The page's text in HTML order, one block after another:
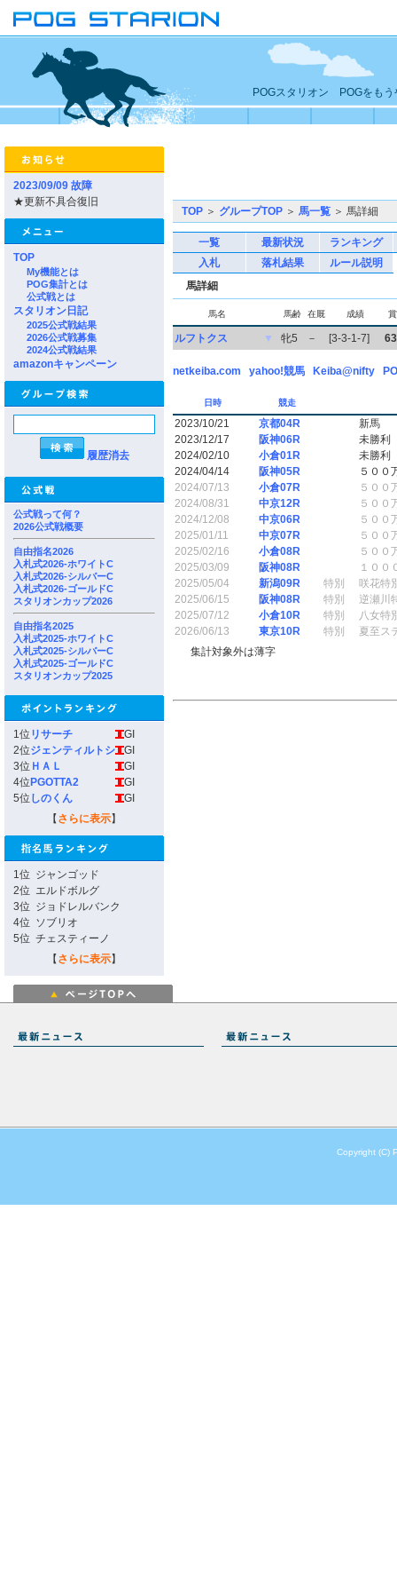
POGスタリオン POGをもう
2023/09/09 故障
★更新不具合復旧
TOP
My機能とは
POG集計とは
公式戦とは
スタリオン日記
2025公式戦結果
2026公式戦募集
2024公式戦結果
amazonキャンペーン
履歴消去
公式戦って何？
2026公式戦概要
自由指名2026
入札式2026-ホワイトC
入札式2026-シルバーC
入札式2026-ゴールドC
スタリオンカップ2026
自由指名2025
入札式2025-ホワイトC
入札式2025-シルバーC
入札式2025-ゴールドC
スタリオンカップ2025
1位 リサーチ
GI
2位ジェンティルトシ
GI
3位 ＨＡＬ
GI
4位 PGOTTA2
GI
5位 しのくん
GI
【 さらに表示】
1位 ジャンゴッド
2位 エルドボルグ
3位 ジョドレルバンク
4位 ソブリオ
5位 チェスティーノ
【 さらに表示】
TOP ＞ グループTOP ＞ 馬一覧 ＞ 馬詳細
一覧 最新状況
ランキング
入札
落札結果
ルール説明
馬詳細
馬名 馬齢 在厩 成績
ルフトクス ▼ 牝5 － [3-3-1-7]
netkeiba.com yahoo!競馬 Keiba@nifty
日時 競走
2023/10/21 京都04R
新馬
2023/12/17
阪神06R
未勝利
2024/02/10
小倉01R
未勝利
2024/04/14
阪神05R
５００
2024/07/13
小倉07R
５００
2024/08/31
中京12R
５００
2024/12/08
中京06R
５００
2025/01/11
中京07R
５００
2025/02/16
小倉08R
５００
2025/03/09
阪神08R
１００
2025/05/04
新潟09R 特別
咲花特
2025/06/15
阪神08R 特別
逆瀬川
2025/07/12
小倉10R 特別
八女特
2026/06/13
東京10R 特別
夏至ス
集計対象外は薄字
Copyright (C)